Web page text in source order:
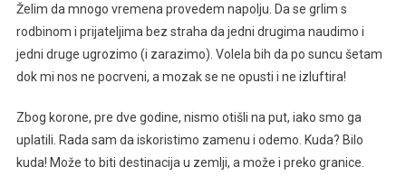
Želim da mnogo vremena provedem napolju. Da se grlim s
rodbinom i prijateljima bez straha da jedni drugima naudimo i
jedni druge ugrozimo (i zarazimo). Volela bih da po suncu šetam
dok mi nos ne pocrveni, a mozak se ne opusti i ne izluftira!
Zbog korone, pre dve godine, nismo otišli na put, iako smo ga
uplatili. Rada sam da iskoristimo zamenu i odemo. Kuda? Bilo
kuda! Može to biti destinacija u zemlji, a može i preko granice.